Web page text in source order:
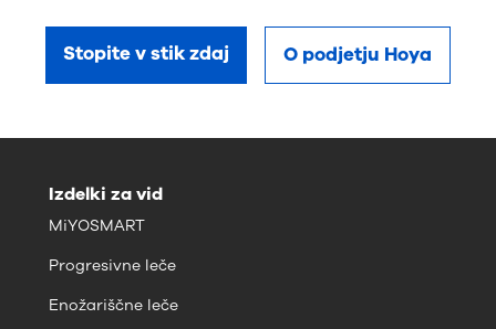
Stopite v stik zdaj O podjetju Hoya
Izdelki za vid
MiYOSMART
Progresivne leče
Enožariščne leče